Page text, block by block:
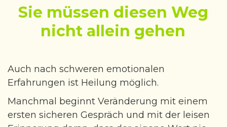
Sie müssen diesen Weg
nicht allein gehen
Auch nach schweren emotionalen
Erfahrungen ist Heilung möglich.
Manchmal beginnt Veränderung mit einem
ersten sicheren Gespräch und mit der leisen